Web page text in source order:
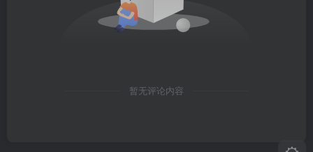
暂无评论内容